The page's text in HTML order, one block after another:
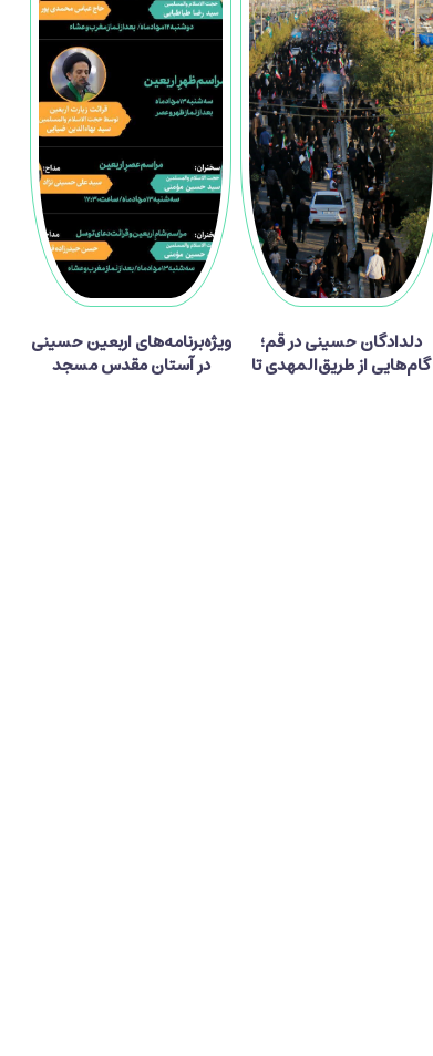
دلدادگان حسینی در قم؛
گام‌هایی از طریق‌المهدی تا
ویژه‌برنامه‌های اربعین حسینی
در آستان مقدس مسجد